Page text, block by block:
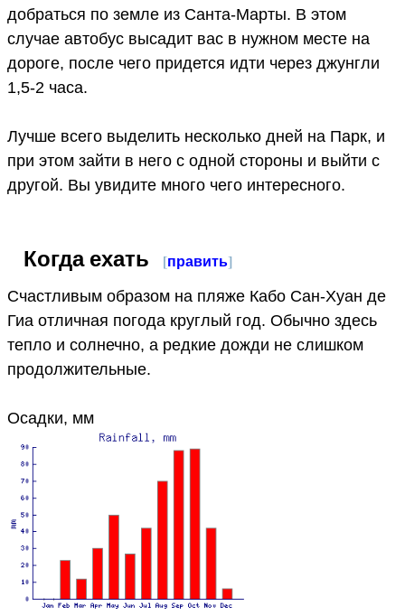
добраться по земле из Санта-Марты. В этом
случае автобус высадит вас в нужном месте на
дороге, после чего придется идти через джунгли
1,5-2 часа.
Лучше всего выделить несколько дней на Парк, и
при этом зайти в него с одной стороны и выйти с
другой. Вы увидите много чего интересного.
Когда ехать [править]
Счастливым образом на пляже Кабо Сан-Хуан де
Гиа отличная погода круглый год. Обычно здесь
тепло и солнечно, а редкие дожди не слишком
продолжительные.
Осадки, мм